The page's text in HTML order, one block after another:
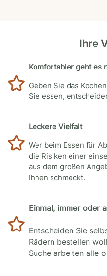
Ihre
Komfortabler geht es
Geben Sie das
Sie essen,
Leckere Vielfalt
Wer beim Essen für
die Risiken einer
aus dem großen
Ihnen schmeckt.
Einmal, immer oder
Entscheiden Sie
Rädern bestellen
Suche arbeiten alle